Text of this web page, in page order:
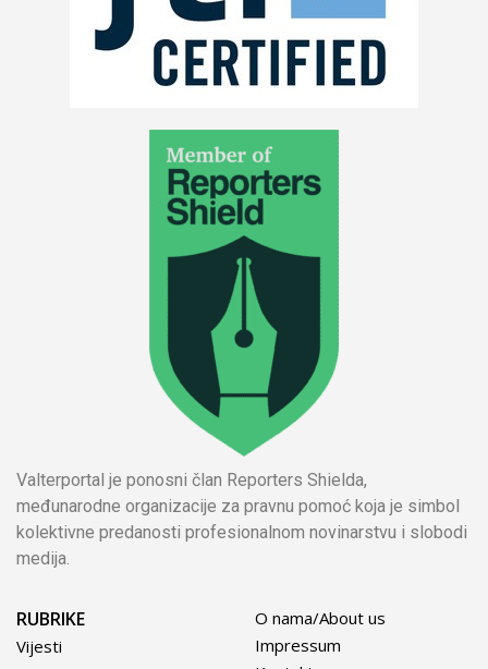
Valterportal je ponosni član Reporters Shielda,
međunarodne organizacije za pravnu pomoć koja je simbol
kolektivne predanosti profesionalnom novinarstvu i slobodi
medija.
RUBRIKE
Vijesti
O nama/About us
Impressum